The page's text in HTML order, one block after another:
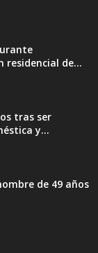
residencial de...
tras ser
y...
de 49 años